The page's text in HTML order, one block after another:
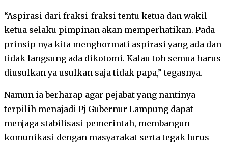
“Aspirasi dari fraksi-fraksi tentu ketua dan wakil
ketua selaku pimpinan akan memperhatikan. Pada
prinsip nya kita menghormati aspirasi yang ada dan
tidak langsung ada dikotomi. Kalau toh semua harus
diusulkan ya usulkan saja tidak papa,” tegasnya.
Namun ia berharap agar pejabat yang nantinya
terpilih menajadi Pj Gubernur Lampung dapat
menjaga stabilisasi pemerintah, membangun
komunikasi dengan masyarakat serta tegak lurus